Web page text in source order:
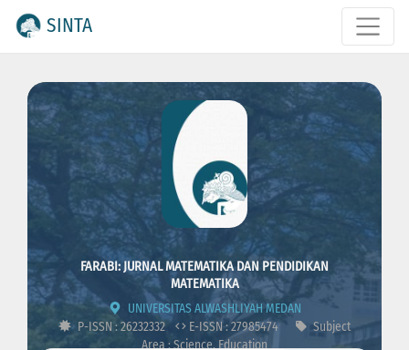
SINTA
FARABI: JURNAL MATEMATIKA DAN PENDIDIKAN
MATEMATIKA
UNIVERSITAS ALWASHLIYAH MEDAN
P-ISSN : 26232332
E-ISSN : 27985474
Subject
Area : Science, Education